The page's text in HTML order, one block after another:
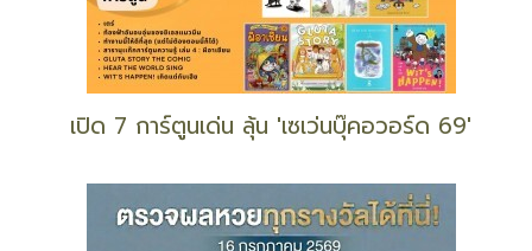
เปิด 7 การ์ตูนเด่น ลุ้น 'เซเว่นบุ๊คอวอร์ด 69'